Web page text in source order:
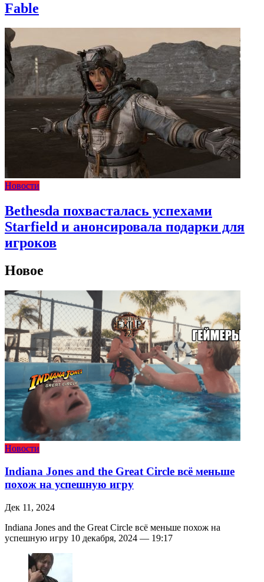
Fable
Новости
Bethesda похвасталась успехами
Starfield и анонсировала подарки для
игроков
Новое
Новости
Indiana Jones and the Great Circle всё меньше
похож на успешную игру
Дек 11, 2024
Indiana Jones and the Great Circle всё меньше похож на
успешную игру 10 декабря, 2024 — 19:17